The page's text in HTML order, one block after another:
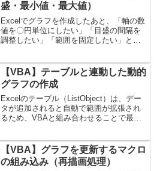
盛・最小値・最大値）
Excelでグラフを作成したあと、「軸の数
値を〇円単位にしたい」「目盛の間隔を
調整したい」「範囲を固定したい」とい
軸・Y軸）の書式設定を自在にコントロー
ルできます...
【VBA】テーブルと連動した動的
グラフの作成
Excelのテーブル（ListObject）は、デー
タが追加されると自動で範囲が拡張され
るため、VBAと組み合わせることで最も
以下のとおりです。データ行の追加・削
除に強...
【VBA】グラフを更新するマクロ
の組み込み（再描画処理）